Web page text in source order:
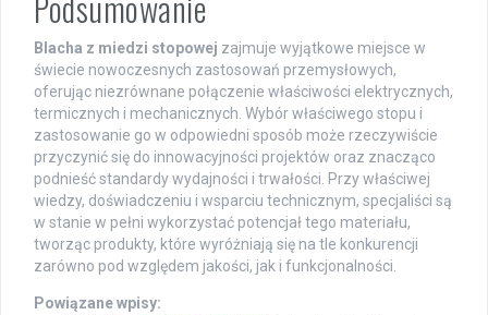
Blacha z miedzi stopowej zajmuje wyjątkowe miejsce w
świecie nowoczesnych zastosowań przemysłowych,
oferując niezrównane połączenie właściwości elektrycznych,
termicznych i mechanicznych. Wybór właściwego stopu i
zastosowanie go w odpowiedni sposób może rzeczywiście
przyczynić się do innowacyjności projektów oraz znacząco
podnieść standardy wydajności i trwałości. Przy właściwej
wiedzy, doświadczeniu i wsparciu technicznym, specjaliści są
w stanie w pełni wykorzystać potencjał tego materiału,
tworząc produkty, które wyróżniają się na tle konkurencji
zarówno pod względem jakości, jak i funkcjonalności.
Powiązane wpisy: